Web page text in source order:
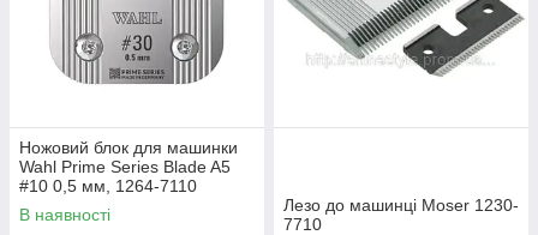
Ножовий блок для машинки
Wahl Prime Series Blade A5
#10 0,5 мм, 1264-7110
В наявності
Лезо до машинці Moser 1230-
7710